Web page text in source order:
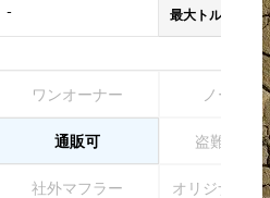
- 最大トルク
ワンオーナー ノーマル
通販可 盗難防止
社外マフラー オリジナルペ